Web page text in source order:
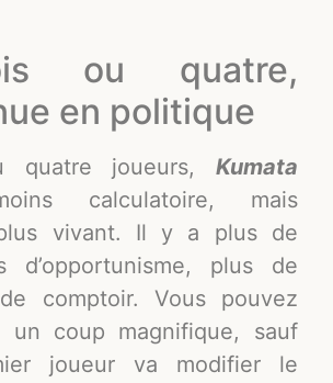
ou quatre,
en politique
quatre joueurs, Kumata
calculatoire, mais
vivant. Il y a plus de
d’opportunisme, plus de
comptoir. Vous pouvez
un coup magnifique, sauf
joueur va modifier le